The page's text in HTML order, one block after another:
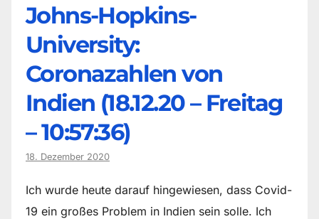
Johns-Hopkins-
University:
Coronazahlen von
Indien (18.12.20 – Freitag
– 10:57:36)
18. Dezember 2020
Ich wurde heute darauf hingewiesen, dass Covid-
19 ein großes Problem in Indien sein solle. Ich